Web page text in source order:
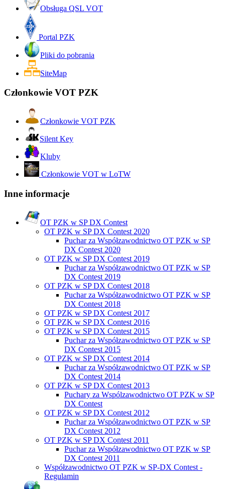
Obsługa QSL VOT
Portal PZK
Pliki do pobrania
SiteMap
Członkowie VOT PZK
Członkowie VOT PZK
Silent Key
Kluby
Członkowie VOT w LoTW
Inne informacje
OT PZK w SP DX Contest
OT PZK w SP DX Contest 2020
Puchar za Współzawodnictwo OT PZK w SP
DX Contest 2020
OT PZK w SP DX Contest 2019
Puchar za Współzawodnictwo OT PZK w SP
DX Contest 2019
OT PZK w SP DX Contest 2018
Puchar za Współzawodnictwo OT PZK w SP
DX Contest 2018
OT PZK w SP DX Contest 2017
OT PZK w SP DX Contest 2016
OT PZK w SP DX Contest 2015
Puchar za Współzawodnictwo OT PZK w SP
DX Contest 2015
OT PZK w SP DX Contest 2014
Puchar za Współzawodnictwo OT PZK w SP
DX Contest 2014
OT PZK w SP DX Contest 2013
Puchary za Wspólzawodnictwo OT PZK w SP
DX Contest
OT PZK w SP DX Contest 2012
Puchar za Współzawodnictwo OT PZK w SP
DX Contest 2012
OT PZK w SP DX Contest 2011
Puchar za Współzawodnictwo OT PZK w SP
DX Contest 2011
Współzawodnictwo OT PZK w SP-DX Contest -
Regulamin